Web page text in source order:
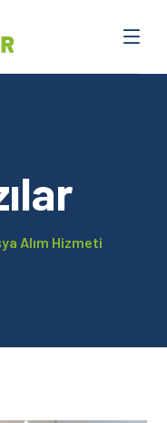
Alım Hizmeti